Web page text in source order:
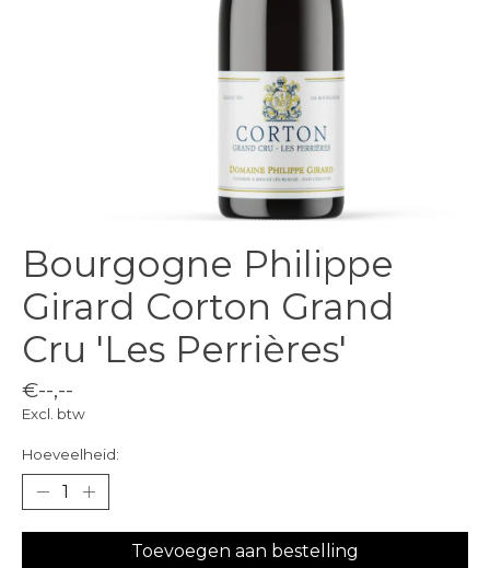
Bourgogne Philippe
Girard Corton Grand
Cru 'Les Perrières'
€--,--
Excl. btw
Hoeveelheid:
Toevoegen aan bestelling